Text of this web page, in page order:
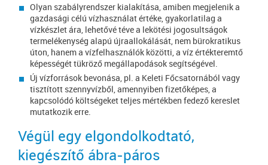
Olyan szabályrendszer kialakítása, amiben megjelenik a
gazdasági célú vízhasználat értéke, gyakorlatilag a
vízkészlet ára, lehetővé téve a lekötési jogosultságok
termelékenység alapú újraallokálását, nem bürokratikus
úton, hanem a vízfelhasználók közötti, a víz értékteremtő
képességét tükröző megállapodások segítségével.
Új vízforrások bevonása, pl. a Keleti Főcsatornából vagy
tisztított szennyvízből, amennyiben fizetőképes, a
kapcsolódó költségeket teljes mértékben fedező kereslet
mutatkozik erre.
Végül egy elgondolkodtató,
kiegészítő ábra-páros